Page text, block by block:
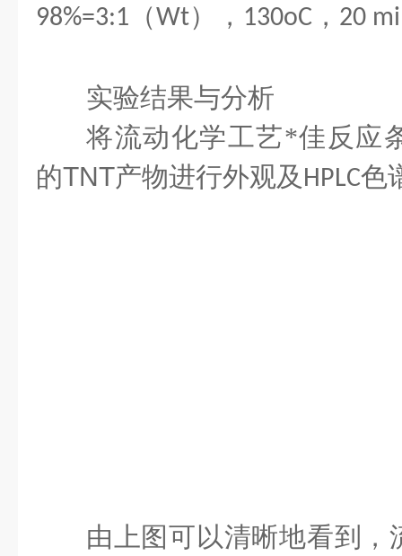
98%=3:1 （Wt）， 130oC ， 20
实验结果与分析
将流动化学工艺*佳 反应
的TNT产物进行外观及 HPLC色
由上图可以清晰地看到，